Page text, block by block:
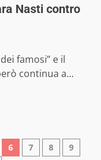
Nasti contro
famosi” e il
continua a...
6 7 8
9